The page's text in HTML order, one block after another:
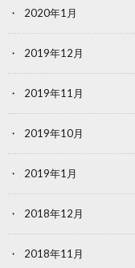
2020年1月
2019年12月
2019年11月
2019年10月
2019年1月
2018年12月
2018年11月